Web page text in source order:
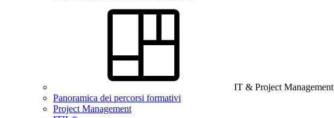
IT & Project Management
Panoramica dei percorsi formativi
Project Management